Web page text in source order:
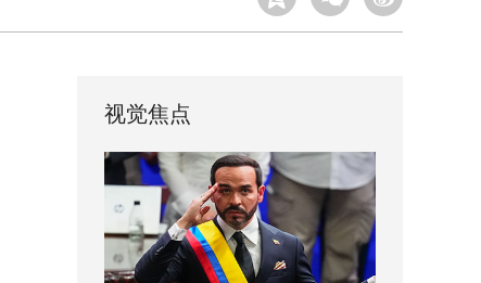
视觉焦点